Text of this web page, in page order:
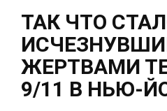
ТАК ЧТО
ЖЕРТВАМИ
9/11 В НЬЮ-